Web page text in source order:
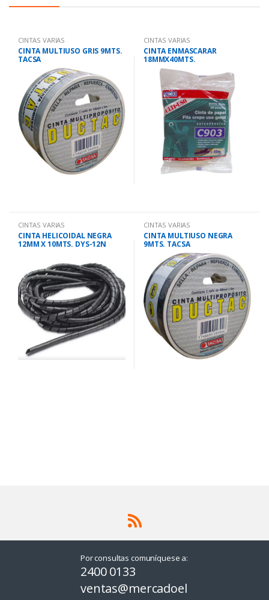
CINTAS VARIAS
CINTA MULTIUSO GRIS 9MTS.
TACSA
CINTAS VARIAS
CINTA ENMASCARAR
18MMX40MTS.
CINTAS VARIAS
CINTA HELICOIDAL NEGRA
12MM X 10MTS. DYS-12N
CINTAS VARIAS
CINTA MULTIUSO NEGRA
9MTS. TACSA
Por consultas comuníquese a:
2400 0133
ventas@mercadoel